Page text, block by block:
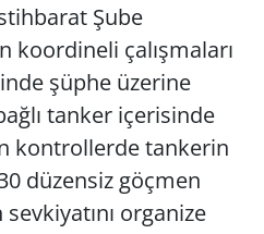
Şube
çalışmaları
şüphe üzerine
tanker içerisinde
kontrollerde tankerin
düzensiz göçmen
organize